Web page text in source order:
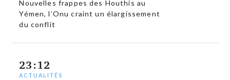
Nouvelles frappes des Houthis au
Yémen, l’Onu craint un élargissement
du conflit
23:12
ACTUALITÉS